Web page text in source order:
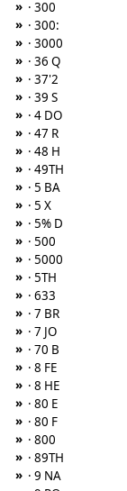
» · 300
» · 300:
» · 3000
» · 36 Q
» · 37'2
» · 39 S
» · 4 DO
» · 47 R
» · 48 H
» · 49TH
» · 5 BA
» · 5 X
» · 5% D
» · 500
» · 5000
» · 5TH
» · 633
» · 7 BR
» · 7 JO
» · 70 B
» · 8 FE
» · 8 HE
» · 80 E
» · 80 F
» · 800
» · 89TH
» · 9 NA